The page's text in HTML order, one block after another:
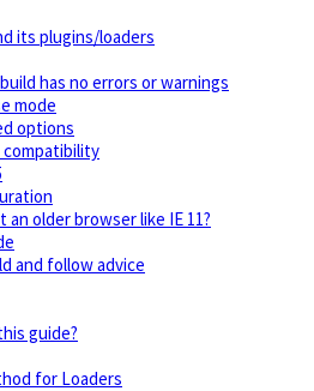
its plugins/loaders
has no errors or warnings
mode
options
compatibility
older browser like IE 11?
and follow advice
guide?
for Loaders